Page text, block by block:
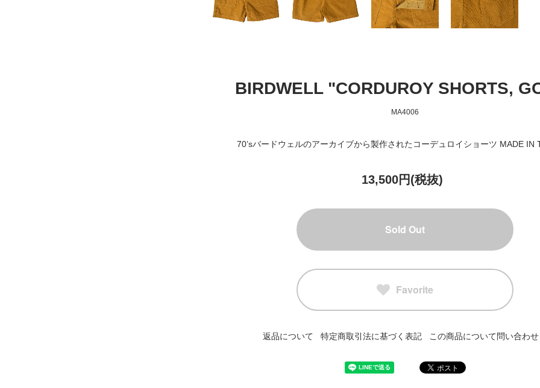
BIRDWELL "CORDUROY SHORTS,
MA4006
70’sバードウェルのアーカイブから製作されたコーデュロイショーツ MADE IN
13,500円(税抜)
Sold Out
Favorite
返品について 特定商取引法に基づく表記 この商品について問い合わ